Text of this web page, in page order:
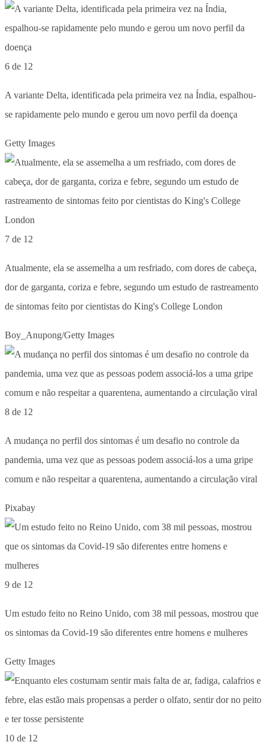
6 de 12
A variante Delta, identificada pela primeira vez na Índia, espalhou-
se rapidamente pelo mundo e gerou um novo perfil da doença
Getty Images
7 de 12
Atualmente, ela se assemelha a um resfriado, com dores de cabeça,
dor de garganta, coriza e febre, segundo um estudo de rastreamento
de sintomas feito por cientistas do King's College London
Boy_Anupong/Getty Images
8 de 12
A mudança no perfil dos sintomas é um desafio no controle da
pandemia, uma vez que as pessoas podem associá-los a uma gripe
comum e não respeitar a quarentena, aumentando a circulação viral
Pixabay
9 de 12
Um estudo feito no Reino Unido, com 38 mil pessoas, mostrou que
os sintomas da Covid-19 são diferentes entre homens e mulheres
Getty Images
10 de 12